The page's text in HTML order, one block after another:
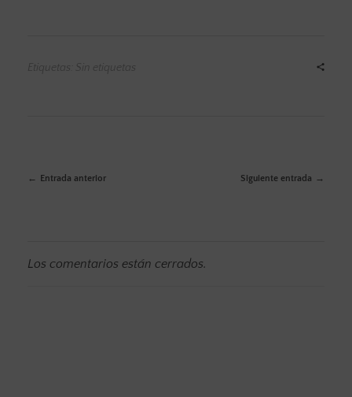
Etiquetas: Sin etiquetas
Entrada anterior Siguiente entrada
Los comentarios están cerrados.